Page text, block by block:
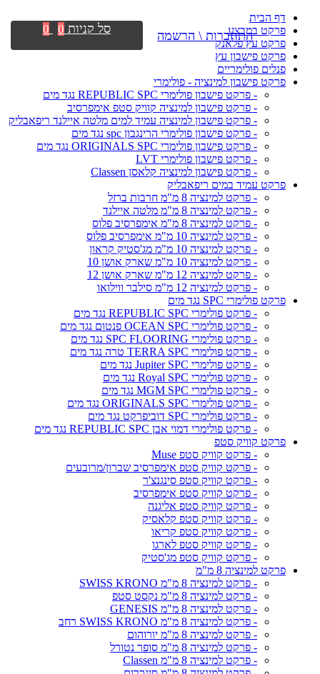
דף הבית
פרקט במבצע
פרקט עץ פלאנק
פרקט פישבון עץ
פנלים פולימריים
פרקט פישבון למינציה - פולימרי
- פרקט פישבון פולימרי REPUBLIC SPC נגד מים
- פרקט פישבון למינציה קוויק סטפ אימפרסיב
- פרקט פישבון למינציה עמיד למים מלטה איילנד ריפאבליק
- פרקט פישבון פולימרי הרינגבון spc נגד מים
- פרקט פישבון פולימרי ORIGINALS SPC נגד מים
- פרקט פישבון פולימרי LVT
- פרקט פישבון למינציה קלאסן Classen
פרקט עמיד במים ריפאבליק
- פרקט למינציה 8 מ"מ חרבות ברזל
- פרקט למינציה 8 מ"מ מלטה איילנד
- פרקט למינציה 8 מ"מ אימפרסיב פלוס
- פרקט למינציה 10 מ"מ אימפרסיב פלוס
- פרקט למינציה 10 מ"מ מג'סטיק קראון
- פרקט למינציה 10 מ"מ שארק אושן 10
- פרקט למינציה 12 מ"מ שארק אושן 12
- פרקט למינציה 12 מ"מ סילבר ווילואו
פרקט פולימרי SPC נגד מים
- פרקט פולימרי REPUBLIC SPC נגד מים
- פרקט פולימרי OCEAN SPC פנטום נגד מים
- פרקט פולימרי SPC FLOORING נגד מים
- פרקט פולימרי TERRA SPC טרה נגד מים
- פרקט פולימרי Jupiter SPC נגד מים
- פרקט פולימרי Royal SPC נגד מים
- פרקט פולימרי MGM SPC נגד מים
- פרקט פולימרי ORIGINALS SPC נגד מים
- פרקט פולימרי SPC דוביפרקט נגד מים
- פרקט פולימרי דמוי אבן REPUBLIC SPC נגד מים
פרקט קוויק סטפ
- פרקט קוויק סטפ Muse
- פרקט קוויק סטפ אימפרסיב שברון/מרובעים
- פרקט קוויק סטפ סינגנצ'ר
- פרקט קוויק סטפ אימפרסיב
- פרקט קוויק סטפ אליגנה
- פרקט קוויק סטפ קלאסיק
- פרקט קוויק סטפ קריאו
- פרקט קוויק סטפ לארגו
- פרקט קוויק סטפ מג'סטיק
פרקט למינציה 8 מ"מ
- פרקט למינציה 8 מ"מ SWISS KRONO
- פרקט למינציה 8 מ"מ נקסט סטפ
- פרקט למינציה 8 מ"מ GENESIS
- פרקט למינציה 8 מ"מ SWISS KRONO רחב
- פרקט למינציה 8 מ"מ יורוהום
- פרקט למינציה 8 מ"מ סופר נטורל
- פרקט למינציה 8 מ"מ Classen
התחברות \ הרשמה סל קניות 0
0